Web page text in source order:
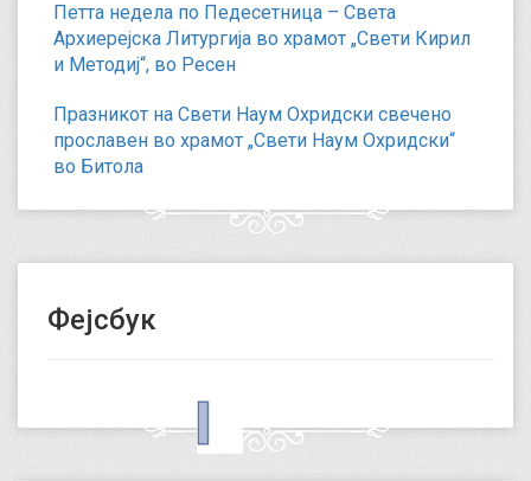
Петта недела по Педесетница – Света
Архиерејска Литургија во храмот „Свети Кирил
и Методиј“, во Ресен
Празникот на Свети Наум Охридски свечено
прославен во храмот „Свети Наум Охридски“
во Битола
Фејсбук